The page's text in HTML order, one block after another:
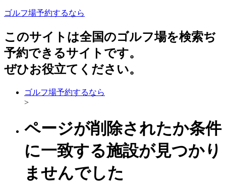
ゴルフ場予約するなら
このサイトは全国のゴルフ場を検索ぢ
予約できるサイトです。
ぜひお役立てください。
ゴルフ場予約するなら
>
ページが削除されたか条件
に一致する施設が見つかり
ませんでした